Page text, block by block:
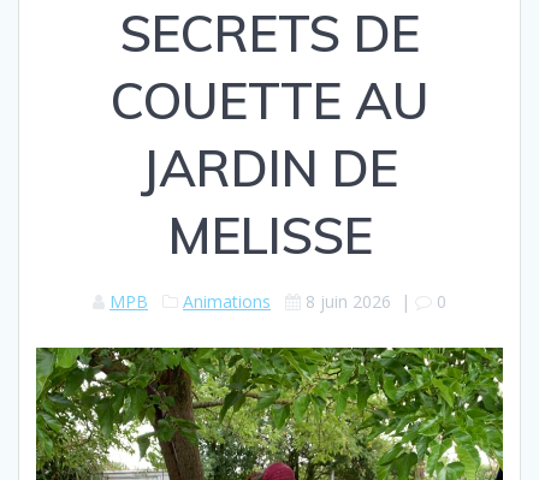
SECRETS DE
COUETTE AU
JARDIN DE
MELISSE
MPB Animations 8 juin 2026 | 0